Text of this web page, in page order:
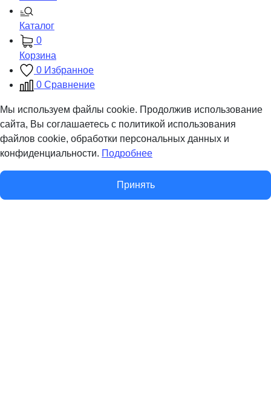
Каталог
0
Корзина
0 Избранное
0 Сравнение
Мы используем файлы cookie. Продолжив использование
сайта, Вы соглашаетесь с политикой использования
файлов cookie, обработки персональных данных и
конфиденциальности. Подробнее
Принять